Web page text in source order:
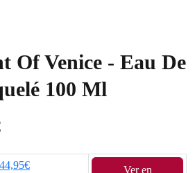
Of Venice - Eau De
100 Ml
E
l
Ver en